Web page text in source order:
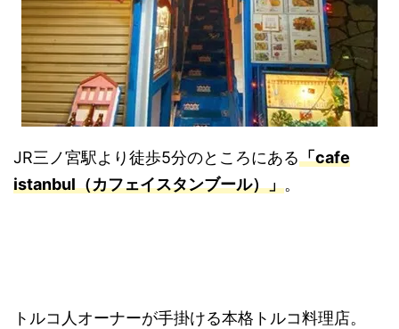
JR三ノ宮駅より徒歩5分のところにある「cafe
istanbul（カフェイスタンブール）」。
トルコ人オーナーが手掛ける本格トルコ料理店。